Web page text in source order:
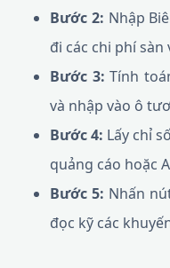
Bước 2: Nhập
đi các chi phí
Bước 3: Tính
và nhập vào ô
Bước 4: Lấy chỉ
quảng cáo hoặc
Bước 5: Nhấn
đọc kỹ các